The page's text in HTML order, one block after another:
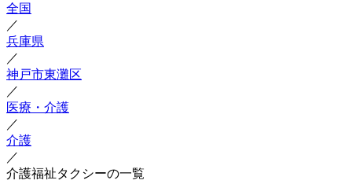
全国
／
兵庫県
／
神戸市東灘区
／
医療・介護
／
介護
／
介護福祉タクシーの一覧